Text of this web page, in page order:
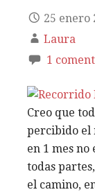
25 enero
Laura
1
Creo que
percibido el
en 1 mes no
todas
el camino,